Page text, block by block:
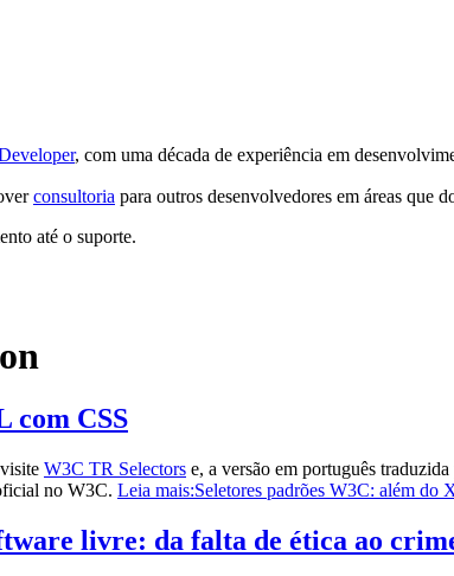
, com uma década de experiência em
consultoria para outros desenvolvedores em áreas que
até o suporte.
com CSS
W3C TR Selectors e, a versão em português traduzida
no W3C. Leia mais:Seletores padrões W3C: além
livre: da falta de ética ao